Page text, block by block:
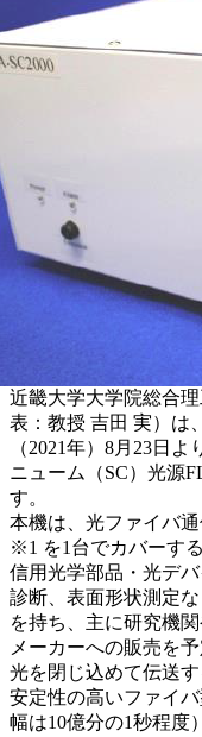
近畿大学大学院総合
表：教授 吉田 実）は
（2021年）8月23日
ニューム（SC）光源
す。
本機は、光ファイバ
※1 を1台でカバーす
信用光学部品・光デ
診断、表面形状測定
を持ち、主に研究機
メーカーへの販売を
光を閉じ込めて伝送
安定性の高いファイ
幅は10億分の1秒程度